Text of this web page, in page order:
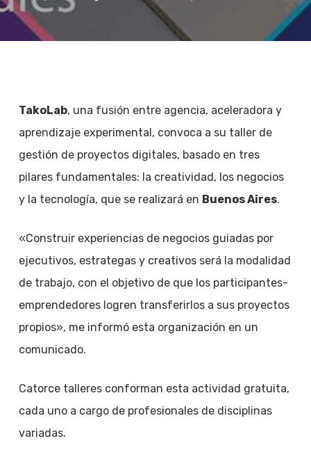
TakoLab, una fusión entre agencia, aceleradora y
aprendizaje experimental, convoca a su taller de
gestión de proyectos digitales, basado en tres
pilares fundamentales: la creatividad, los negocios
y la tecnología, que se realizará en Buenos Aires.
«Construir experiencias de negocios guiadas por
ejecutivos, estrategas y creativos será la modalidad
de trabajo, con el objetivo de que los participantes-
emprendedores logren transferirlos a sus proyectos
propios», me informó esta organización en un
comunicado.
Catorce talleres conforman esta actividad gratuita,
cada uno a cargo de profesionales de disciplinas
variadas.